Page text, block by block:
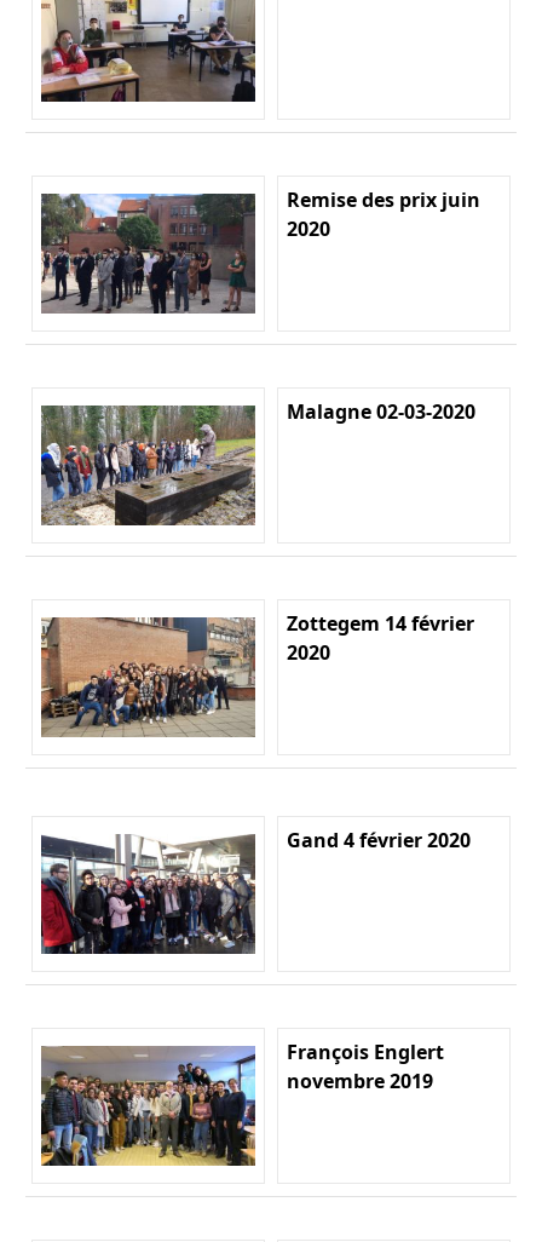
Remise des prix juin
2020
Malagne 02-03-2020
Zottegem 14 février
2020
Gand 4 février 2020
François Englert
novembre 2019